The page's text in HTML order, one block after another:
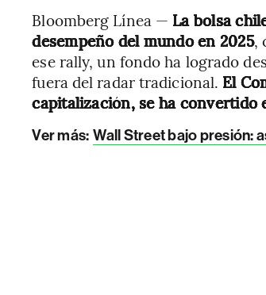
Bloomberg Línea — La bolsa
desempeño del mundo en 2025,
ese rally, un fondo ha logrado
fuera del radar tradicional. El
capitalización, se ha convertido
Ver más: Wall Street bajo presión: